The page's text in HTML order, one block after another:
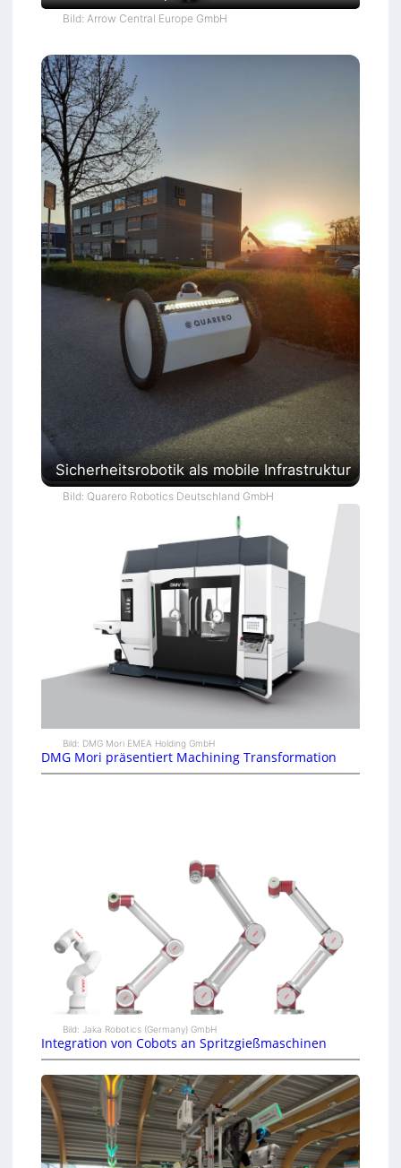
Bild: Arrow Central Europe GmbH
Sicherheitsrobotik als mobile Infrastruktur
Bild: Quarero Robotics Deutschland GmbH
Bild: DMG Mori EMEA Holding GmbH
DMG Mori präsentiert Machining Transformation
Bild: Jaka Robotics (Germany) GmbH
Integration von Cobots an Spritzgießmaschinen